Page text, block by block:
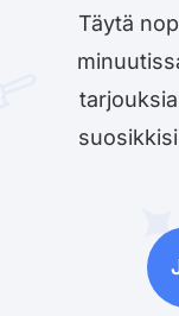
Täytä